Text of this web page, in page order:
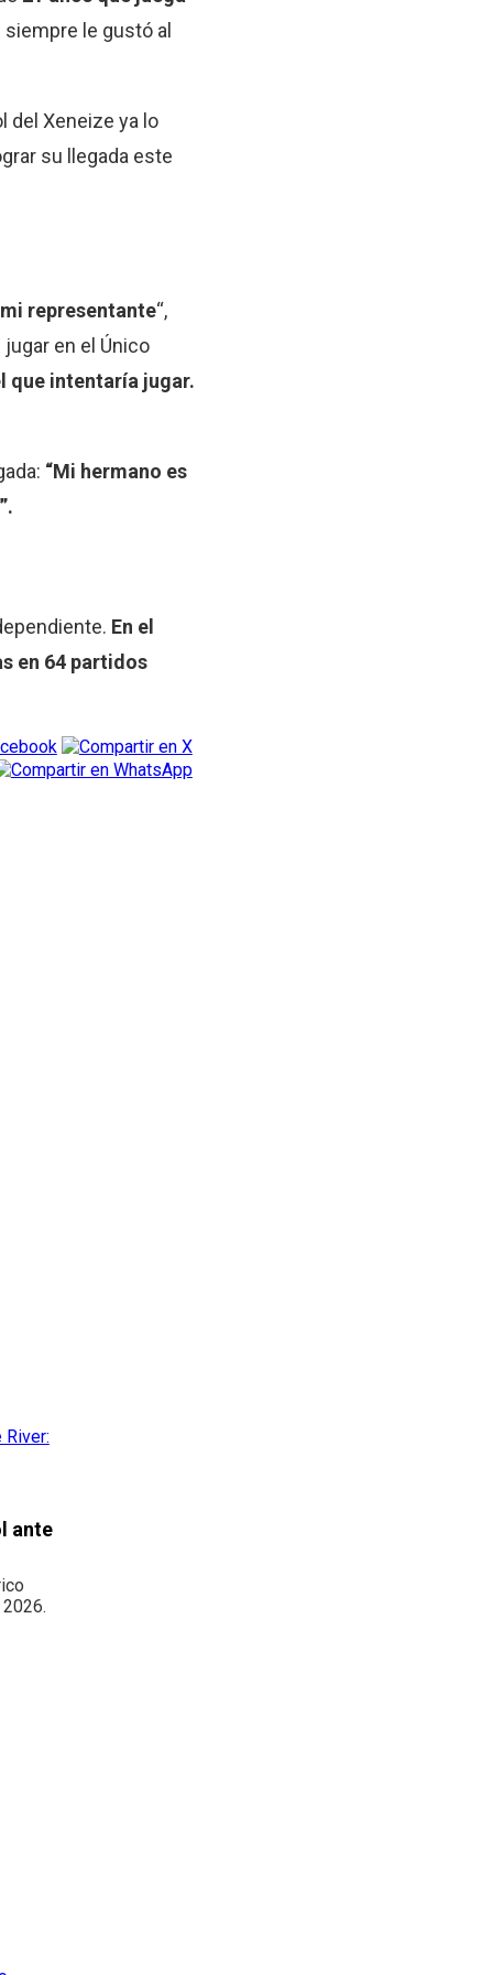
siempre le gustó al
del Xeneize ya lo
su llegada este
representante“,
en el Único
que intentaría jugar.
“Mi hermano es
En el
en 64 partidos
ante